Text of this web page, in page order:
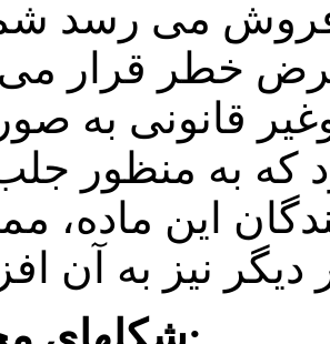
می رسد
خطر قرار
قانونی به
که به منظور
این ماده،